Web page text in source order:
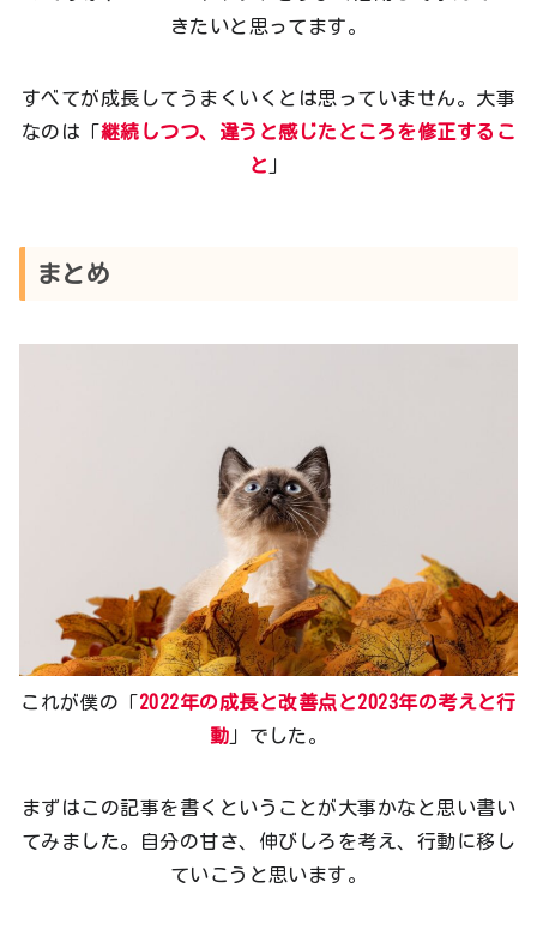
きたいと思ってます。
すべてが成長してうまくいくとは思っていません。大事
なのは「継続しつつ、違うと感じたところを修正するこ
と 」
まとめ
これが僕の「2022年の成長と改善点と2023年の考えと行
動 」でした。
まずはこの記事を書くということが大事かなと思い書い
てみました。自分の甘さ、伸びしろを考え、行動に移し
ていこうと思います。